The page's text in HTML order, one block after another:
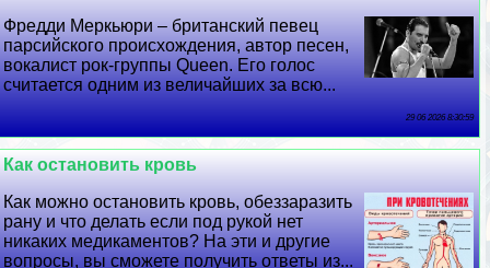
Фредди Меркьюри – британский певец
парсийского происхождения, автор песен,
вокалист рок-группы Queen. Его голос
считается одним из величайших за всю...
29 06 2026 8:30:59
Как остановить кровь
Как можно остановить кровь, обеззаразить
рану и что делать если под рукой нет
никаких медикаментов? На эти и другие
вопросы, вы сможете получить ответы из...